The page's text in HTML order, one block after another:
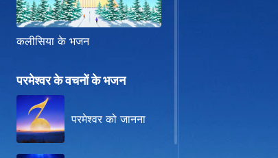
कलीसिया के भजन
परमेश्वर के वचनों के भजन
परमेश्वर को जानना